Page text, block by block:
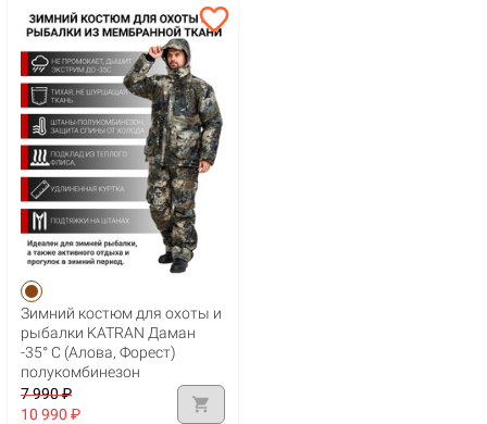
favorite_border
Зимний костюм для охоты и
рыбалки KATRAN Даман
-35° С (Алова, Форест)
полукомбинезон
7 990 ₽
10 990 ₽
shopping_cart